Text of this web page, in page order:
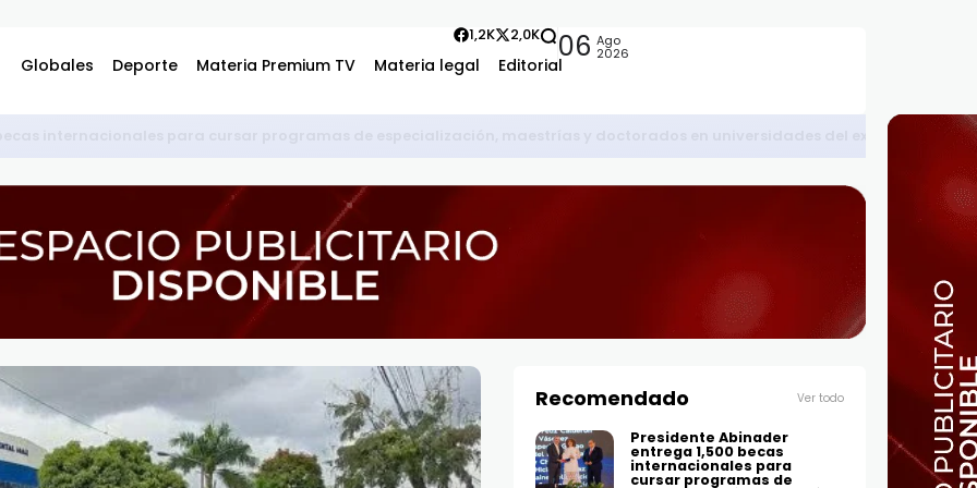
Globales Deporte Materia Premium TV Materia legal Editorial
1,2K 2,0K 06 Ago
2026
Recomendado Ver todo
Presidente Abinader
entrega 1,500 becas
internacionales para
cursar programas de